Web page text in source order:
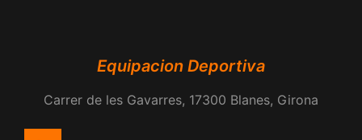
Equipacion Deportiva
Carrer de les Gavarres, 17300 Blanes, Girona